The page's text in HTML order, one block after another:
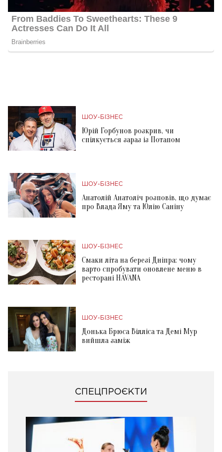
ШОУ-БІЗНЕС
Юрій Горбунов розкрив, чи
спілкується зараз із Потапом
ШОУ-БІЗНЕС
Анатолій Анатоліч розповів, що думає
про Влада Яму та Юлію Саніну
ШОУ-БІЗНЕС
Смаки літа на березі Дніпра: чому
варто спробувати оновлене меню в
ресторані HAVANA
ШОУ-БІЗНЕС
Донька Брюса Вілліса та Демі Мур
вийшла заміж
СПЕЦПРОЄКТИ